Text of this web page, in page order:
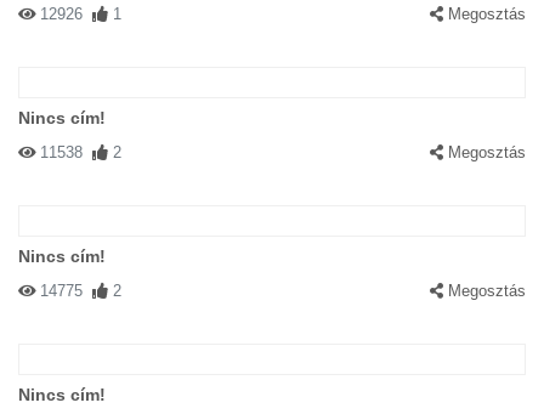
12926 1 Megosztás
Nincs cím!
11538 2 Megosztás
Nincs cím!
14775 2 Megosztás
Nincs cím!